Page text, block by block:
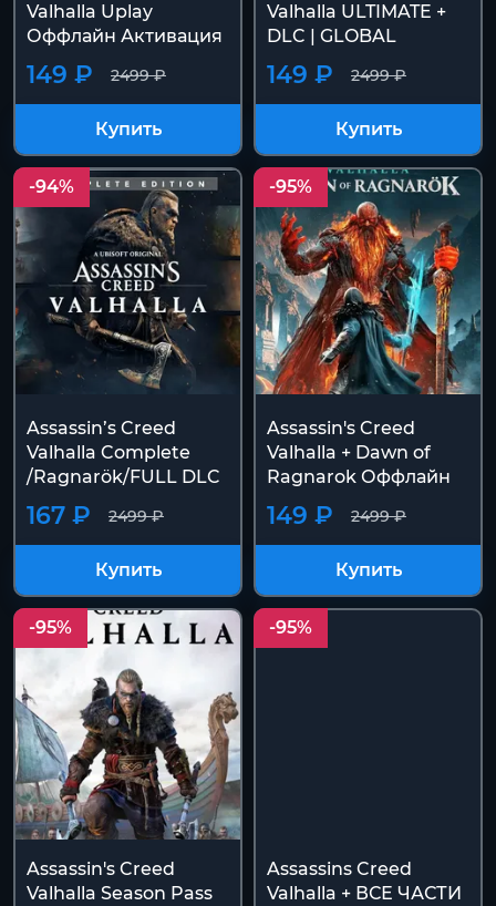
Valhalla Uplay
Оффлайн Активация
2499 ₽
149 ₽
Купить
Valhalla ULTIMATE +
DLC | GLOBAL
2499 ₽
149 ₽
Купить
-94%
Assassin’s Creed
Valhalla Complete
/Ragnarök/FULL DLC
2499 ₽
167 ₽
Купить
-95%
Assassin's Creed
Valhalla + Dawn of
Ragnarok Оффлайн
2499 ₽
149 ₽
Купить
-95%
Assassin's Creed
Valhalla Season Pass
-95%
Assassins Creed
Valhalla + ВСЕ ЧАСТИ